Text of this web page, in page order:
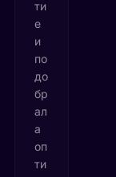
ти
е
и
по
до
бр
ал
а
оп
ти